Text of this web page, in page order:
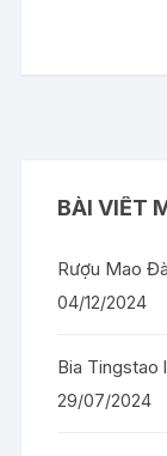
BÀI VIẾT
Rượu Mao
04/12/2024
Bia Tingstao
29/07/2024